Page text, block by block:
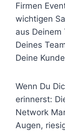
Firmen
wichtigen
aus
Deines
Deine
Wenn Du
erinnerst:
Network
Augen,